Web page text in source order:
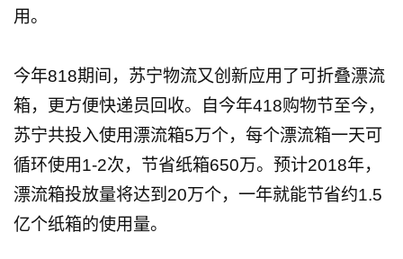
用。
今年818期间，苏宁物流又创新应用了可折叠漂流
箱，更方便快递员回收。自今年418购物节至今，
苏宁共投入使用漂流箱5万个，每个漂流箱一天可
循环使用1-2次，节省纸箱650万。预计2018年，
漂流箱投放量将达到20万个，一年就能节省约1.5
亿个纸箱的使用量。